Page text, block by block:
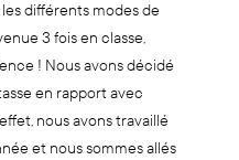
différents modes de
3 fois en classe,
! Nous avons décidé
en rapport avec
nous avons travaillé
et nous sommes allés